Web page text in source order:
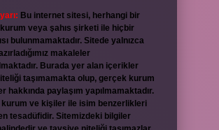
Bu internet sitesi, herhangi bir
veya şahıs şirketi ile hiçbir
bulunmamaktadır. Sitede yalnızca
makaleler
Burada yer alan içerikler
taşımamakta olup, gerçek kurum
hakkında paylaşım yapılmamaktadır.
ve kişiler ile isim benzerlikleri
tesadüfidir. Sitemizdeki bilgiler